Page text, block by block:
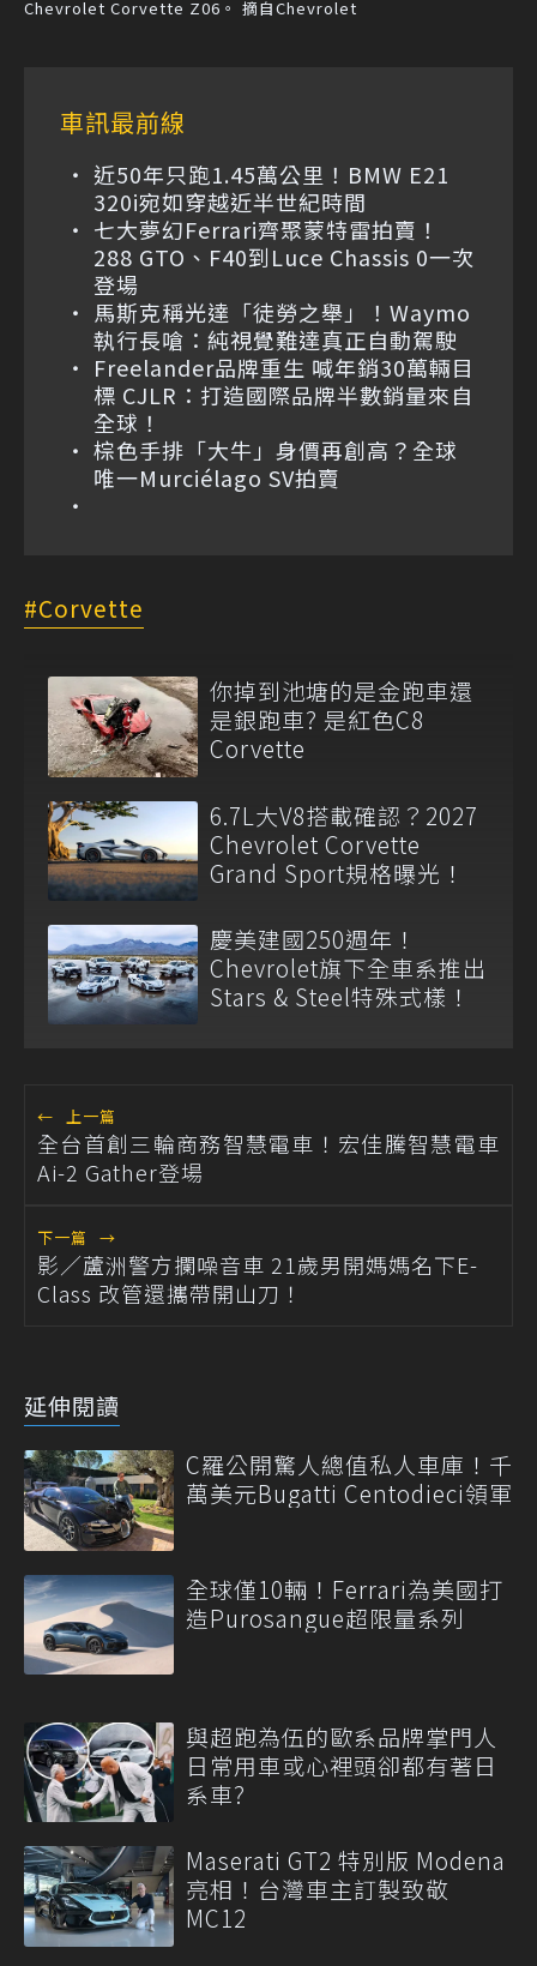
Chevrolet Corvette Z06。 摘自Chevrolet
車訊最前線
近50年只跑1.45萬公里！BMW E21
320i宛如穿越近半世紀時間
七大夢幻Ferrari齊聚蒙特雷拍賣！
288 GTO、F40到Luce Chassis 0一次
登場
馬斯克稱光達「徒勞之舉」！Waymo
執行長嗆：純視覺難達真正自動駕駛
Freelander品牌重生 喊年銷30萬輛目
標 CJLR：打造國際品牌半數銷量來自
全球！
棕色手排「大牛」身價再創高？全球
唯一Murciélago SV拍賣
Corvette
你掉到池塘的是金跑車還
是銀跑車? 是紅色C8
Corvette
6.7L大V8搭載確認？2027
Chevrolet Corvette
Grand Sport規格曝光！
慶美建國250週年！
Chevrolet旗下全車系推出
Stars & Steel特殊式樣！
← 上一篇
全台首創三輪商務智慧電車！宏佳騰智慧電車
Ai-2 Gather登場
下一篇 →
影／蘆洲警方攔噪音車 21歲男開媽媽名下E-
Class 改管還攜帶開山刀！
延伸閱讀
C羅公開驚人總值私人車庫！千
萬美元Bugatti Centodieci領軍
全球僅10輛！Ferrari為美國打
造Purosangue超限量系列
與超跑為伍的歐系品牌掌門人
日常用車或心裡頭卻都有著日
系車?
Maserati GT2 特別版 Modena
亮相！台灣車主訂製致敬
MC12